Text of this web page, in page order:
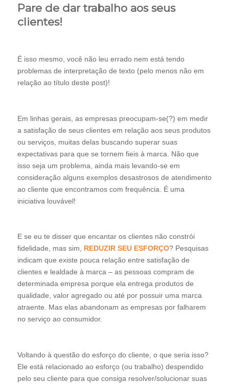
Pare de dar trabalho aos seus
clientes!
É isso mesmo, você não leu errado nem está tendo
problemas de interpretação de texto (pelo menos não em
relação ao título deste post)!
Em linhas gerais, as empresas preocupam-se(?) em medir
a satisfação de seus clientes em relação aos seus produtos
ou serviços, muitas delas buscando superar suas
expectativas para que se tornem fieis à marca. Não que
isso seja um problema, ainda mais levando-se em
consideração alguns exemplos desastrosos de atendimento
ao cliente que encontramos com frequência. É uma
iniciativa louvável!
E se eu te disser que encantar os clientes não constrói
fidelidade, mas sim, REDUZIR SEU ESFORÇO? Pesquisas
indicam que existe pouca relação entre satisfação de
clientes e lealdade à marca – as pessoas compram de
determinada empresa porque ela entrega produtos de
qualidade, valor agregado ou até por possuir uma marca
atraente. Mas elas abandonam as empresas por falharem
no serviço ao consumidor.
Voltando à questão do esforço do cliente, o que seria isso?
Ele está relacionado ao esforço (ou trabalho) despendido
pelo seu cliente para que consiga resolver/solucionar suas